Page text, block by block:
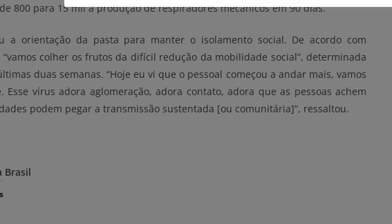
800 para 15 mil a produção de respiradores mecânicos em 90 dias.
a orientação da pasta para manter o isolamento social. De acordo com
colher os frutos da difícil redução da mobilidade social”, determinada
duas semanas. “Hoje eu vi que o pessoal começou a andar mais, vamos
vírus adora aglomeração, adora contato, adora que as pessoas achem
podem pegar a transmissão sustentada [ou comunitária]”, ressaltou.
Brasil